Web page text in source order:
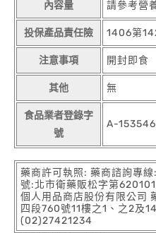
內容量 請參考營
投保產品責任險 1406第
注意事項 開封即食
其他 無
食品業者登錄字
號
A-
藥商許可執照: 藥商諮詢專
號:北市衛藥販松字第
個人用品商店股份有限公司
四段760號11樓之1、之2及
(02)27421234